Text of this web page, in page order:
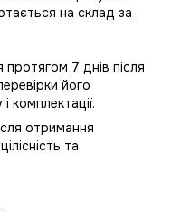
на склад за
7 днів після
його
комплектації.
отримання
та